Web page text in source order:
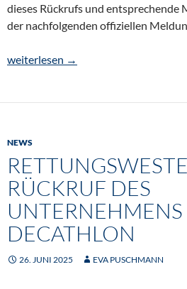
dieses Rückrufs und entsprechende
der nachfolgenden offiziellen
Rettungswesten-Rückruf des
weiterlesen →
NEWS
RÜCKRUF DES
UNTERNEHMENS
DECATHLON
26. JUNI 2025 EVA PUSCHMANN